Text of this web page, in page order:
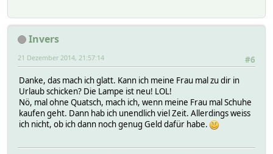
Invers
#6
21 Dezember 2014, 21:57:14
Danke, das mach ich glatt. Kann ich meine Frau mal zu dir in
Urlaub schicken? Die Lampe ist neu! LOL!
Nö, mal ohne Quatsch, mach ich, wenn meine Frau mal Schuhe
kaufen geht. Dann hab ich unendlich viel Zeit. Allerdings weiss
ich nicht, ob ich dann noch genug Geld dafür habe.